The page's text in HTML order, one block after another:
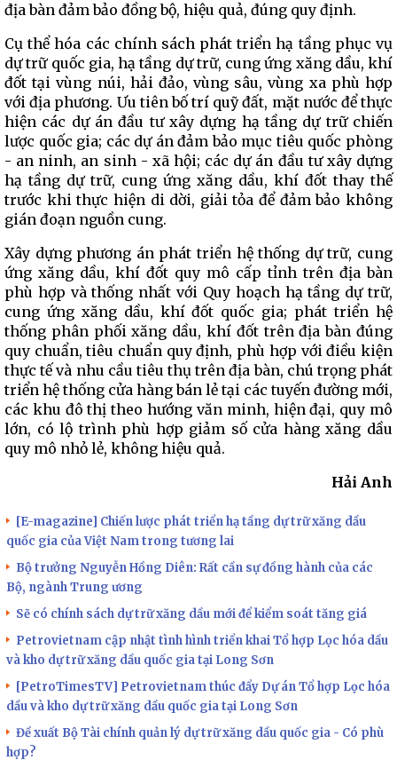
địa bàn đảm bảo đồng bộ, hiệu quả, đúng quy định.
Cụ thể hóa các chính sách phát triển hạ tầng phục vụ
dự trữ quốc gia, hạ tầng dự trữ, cung ứng xăng dầu, khí
đốt tại vùng núi, hải đảo, vùng sâu, vùng xa phù hợp
với địa phương. Ưu tiên bố trí quỹ đất, mặt nước để thực
hiện các dự án đầu tư xây dựng hạ tầng dự trữ chiến
lược quốc gia; các dự án đảm bảo mục tiêu quốc phòng
- an ninh, an sinh - xã hội; các dự án đầu tư xây dựng
hạ tầng dự trữ, cung ứng xăng dầu, khí đốt thay thế
trước khi thực hiện di dời, giải tỏa để đảm bảo không
gián đoạn nguồn cung.
Xây dựng phương án phát triển hệ thống dự trữ, cung
ứng xăng dầu, khí đốt quy mô cấp tỉnh trên địa bàn
phù hợp và thống nhất với Quy hoạch hạ tầng dự trữ,
cung ứng xăng dầu, khí đốt quốc gia; phát triển hệ
thống phân phối xăng dầu, khí đốt trên địa bàn đúng
quy chuẩn, tiêu chuẩn quy định, phù hợp với điều kiện
thực tế và nhu cầu tiêu thụ trên địa bàn, chú trọng phát
triển hệ thống cửa hàng bán lẻ tại các tuyến đường mới,
các khu đô thị theo hướng văn minh, hiện đại, quy mô
lớn, có lộ trình phù hợp giảm số cửa hàng xăng dầu
quy mô nhỏ lẻ, không hiệu quả.
Hải Anh
[E-magazine] Chiến lược phát triển hạ tầng dự trữ xăng dầu
quốc gia của Việt Nam trong tương lai
Bộ trưởng Nguyễn Hồng Diên: Rất cần sự đồng hành của các
Bộ, ngành Trung ương
Sẽ có chính sách dự trữ xăng dầu mới để kiểm soát tăng giá
Petrovietnam cập nhật tình hình triển khai Tổ hợp Lọc hóa dầu
và kho dự trữ xăng dầu quốc gia tại Long Sơn
[PetroTimesTV] Petrovietnam thúc đẩy Dự án Tổ hợp Lọc hóa
dầu và kho dự trữ xăng dầu quốc gia tại Long Sơn
Đề xuất Bộ Tài chính quản lý dự trữ xăng dầu quốc gia - Có phù
hợp?